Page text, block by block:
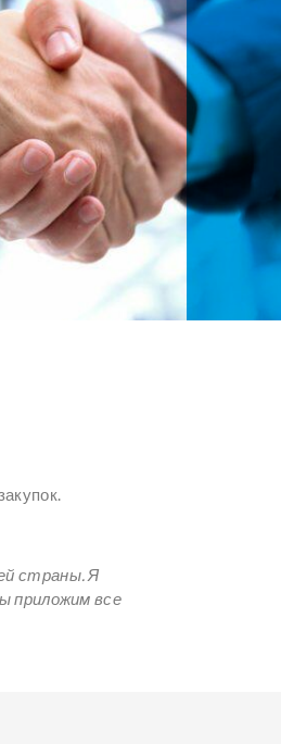
страны. Я
приложим все